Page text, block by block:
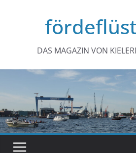
DAS MAGAZIN VON